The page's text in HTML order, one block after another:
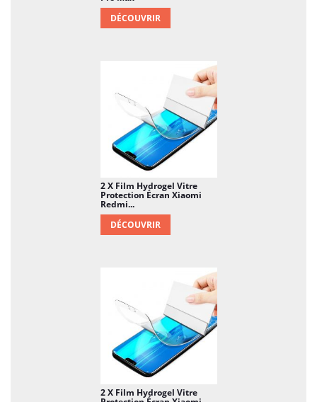
protection contre les rayons ultraviolets,
aidant à prévenir la décoloration de
Le matériau
hydrogel est souvent résistant aux
empreintes digitales et à la saleté,
facilitant le nettoyage de l'écran.
DÉCOUVRIR
2 X Film Hydrogel Vitre
Protection Écran Xiaomi
Redmi...
DÉCOUVRIR
2 X Film Hydrogel Vitre